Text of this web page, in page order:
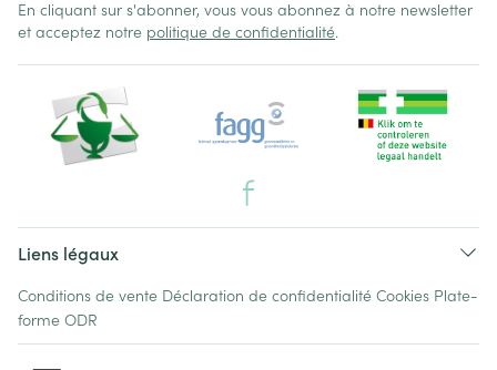
En cliquant sur s'abonner, vous vous abonnez à notre newsletter
et acceptez notre politique de confidentialité.
Liens légaux
Conditions de vente Déclaration de confidentialité Cookies Plate-
forme ODR